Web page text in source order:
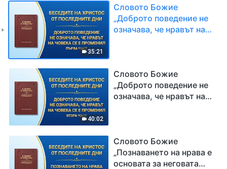
35:21
Словото Божие
„Доброто поведение не
означава, че нравът на
40:02
Словото Божие
„Доброто поведение не
означава, че нравът на
Словото Божие
„Познаването на нрава е
основата за неговата